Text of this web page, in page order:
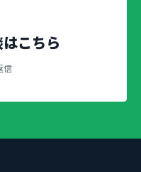
こちら
信